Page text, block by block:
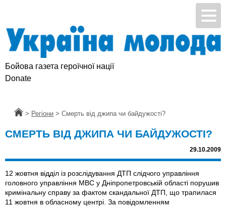
Бойова газета героїчної нації
Donate
Головна
> Регіони > Смерть від джипа чи байдужості?
СМЕРТЬ ВІД ДЖИПА ЧИ БАЙДУЖОСТІ?
29.10.2009
12 жовтня відділ із розслідування ДТП слідчого управління
головного управління МВС у Дніпропетровській області порушив
кримінальну справу за фактом скандальної ДТП, що трапилася
11 жовтня в обласному центрі. За повідомленням